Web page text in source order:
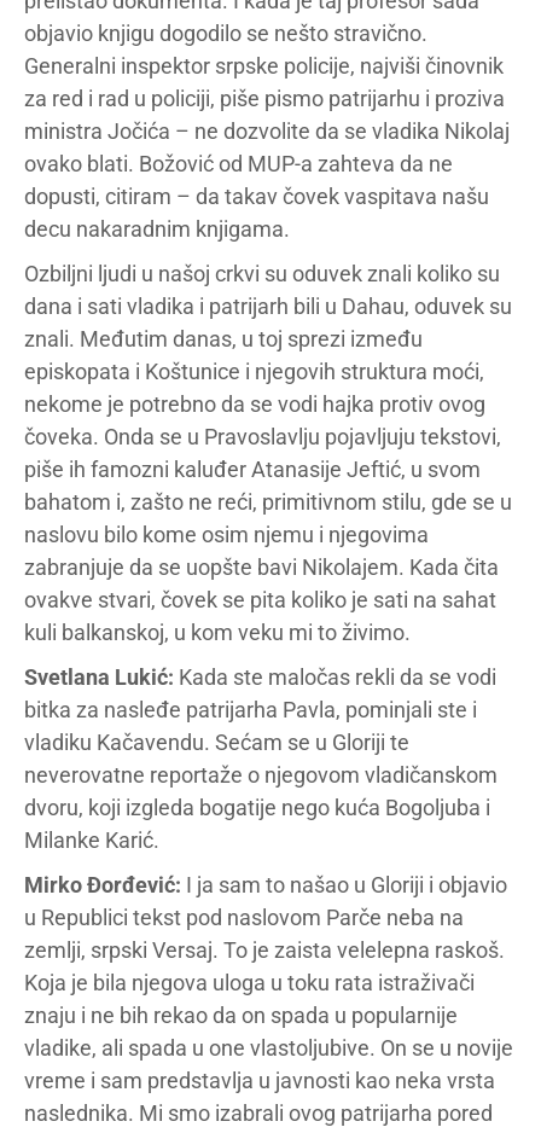
objavio knjigu dogodilo se nešto stravično.
Generalni inspektor srpske policije, najviši činovnik
za red i rad u policiji, piše pismo patrijarhu i proziva
ministra Jočića – ne dozvolite da se vladika Nikolaj
ovako blati. Božović od MUP-a zahteva da ne
dopusti, citiram – da takav čovek vaspitava našu
decu nakaradnim knjigama.
Ozbiljni ljudi u našoj crkvi su oduvek znali koliko su
dana i sati vladika i patrijarh bili u Dahau, oduvek su
znali. Međutim danas, u toj sprezi između
episkopata i Koštunice i njegovih struktura moći,
nekome je potrebno da se vodi hajka protiv ovog
čoveka. Onda se u Pravoslavlju pojavljuju tekstovi,
piše ih famozni kaluđer Atanasije Jeftić, u svom
bahatom i, zašto ne reći, primitivnom stilu, gde se u
naslovu bilo kome osim njemu i njegovima
zabranjuje da se uopšte bavi Nikolajem. Kada čita
ovakve stvari, čovek se pita koliko je sati na sahat
kuli balkanskoj, u kom veku mi to živimo.
Svetlana Lukić: Kada ste maločas rekli da se vodi
bitka za nasleđe patrijarha Pavla, pominjali ste i
vladiku Kačavendu. Sećam se u Gloriji te
neverovatne reportaže o njegovom vladičanskom
dvoru, koji izgleda bogatije nego kuća Bogoljuba i
Milanke Karić.
Mirko Đorđević: I ja sam to našao u Gloriji i objavio
u Republici tekst pod naslovom Parče neba na
zemlji, srpski Versaj. To je zaista velelepna raskoš.
Koja je bila njegova uloga u toku rata istraživači
znaju i ne bih rekao da on spada u popularnije
vladike, ali spada u one vlastoljubive. On se u novije
vreme i sam predstavlja u javnosti kao neka vrsta
naslednika. Mi smo izabrali ovog patrijarha pored